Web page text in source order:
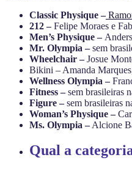
Classic Physique –
212 –Felipe Moraes e
Men’s Physique –
Mr. Olympia –sem
Wheelchair –Josue
Bikini – Amanda
Wellness Olympia –
Fitness –sem brasileiras
Figure –sem brasileiras
Woman’s Physique –
Ms. Olympia –Alcione
Qual a